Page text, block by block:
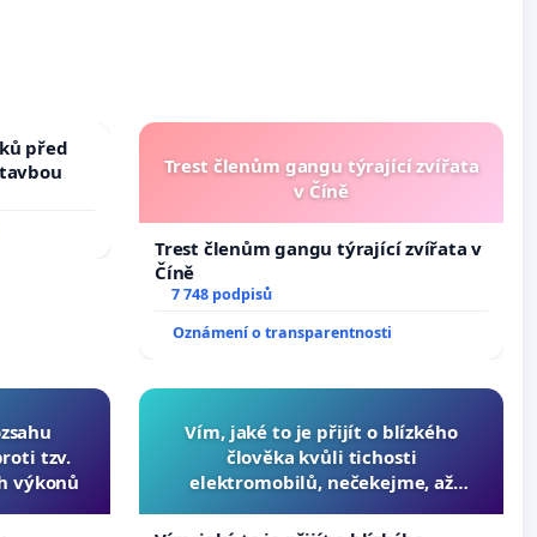
před
Trest členům gangu týrající zvířata
v Číně
Trest členům gangu týrající zvířata v
Číně
7 748 podpisů
Oznámení o transparentnosti
tzv.
výkonů
Vím, jaké to je přijít o blízkého
člověka kvůli tichosti
elektromobilů, nečekejme, až